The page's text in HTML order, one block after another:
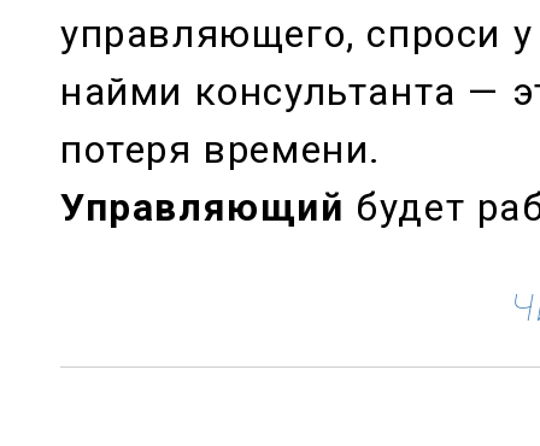
управляющего, спроси у
найми консультанта —
потеря времени.
Управляющий будет